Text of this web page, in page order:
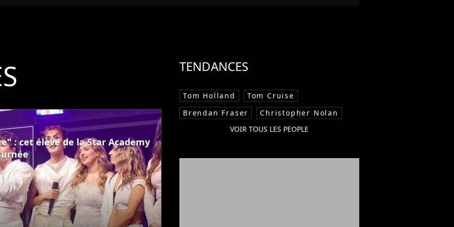
: cet élève de la Star Academy
TENDANCES
Tom Holland
Tom Cruise
Brendan Fraser
Christopher Nolan
VOIR TOUS LES PEOPLE